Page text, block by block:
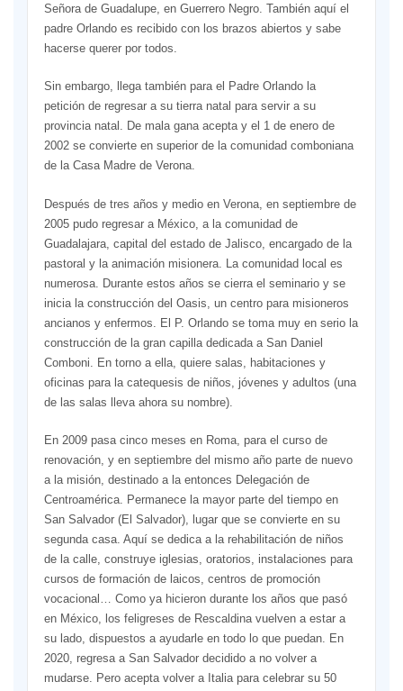
Señora de Guadalupe, en Guerrero Negro. También aquí el
padre Orlando es recibido con los brazos abiertos y sabe
hacerse querer por todos.
Sin embargo, llega también para el Padre Orlando la
petición de regresar a su tierra natal para servir a su
provincia natal. De mala gana acepta y el 1 de enero de
2002 se convierte en superior de la comunidad comboniana
de la Casa Madre de Verona.
Después de tres años y medio en Verona, en septiembre de
2005 pudo regresar a México, a la comunidad de
Guadalajara, capital del estado de Jalisco, encargado de la
pastoral y la animación misionera. La comunidad local es
numerosa. Durante estos años se cierra el seminario y se
inicia la construcción del Oasis, un centro para misioneros
ancianos y enfermos. El P. Orlando se toma muy en serio la
construcción de la gran capilla dedicada a San Daniel
Comboni. En torno a ella, quiere salas, habitaciones y
oficinas para la catequesis de niños, jóvenes y adultos (una
de las salas lleva ahora su nombre).
En 2009 pasa cinco meses en Roma, para el curso de
renovación, y en septiembre del mismo año parte de nuevo
a la misión, destinado a la entonces Delegación de
Centroamérica. Permanece la mayor parte del tiempo en
San Salvador (El Salvador), lugar que se convierte en su
segunda casa. Aquí se dedica a la rehabilitación de niños
de la calle, construye iglesias, oratorios, instalaciones para
cursos de formación de laicos, centros de promoción
vocacional… Como ya hicieron durante los años que pasó
en México, los feligreses de Rescaldina vuelven a estar a
su lado, dispuestos a ayudarle en todo lo que puedan. En
2020, regresa a San Salvador decidido a no volver a
mudarse. Pero acepta volver a Italia para celebrar su 50